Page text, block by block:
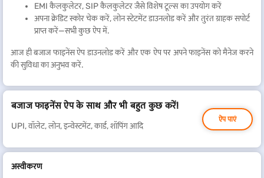
EMI कैलकुलेटर, SIP कैलकुलेटर जैसे विशेष टूल्स का उपयोग करें
अपना क्रेडिट स्कोर चेक करें, लोन स्टेटमेंट डाउनलोड करें और तुरंत ग्राहक सपोर्ट
प्राप्त करें—सभी कुछ ऐप में.
आज ही बजाज फाइनेंस ऐप डाउनलोड करें और एक ऐप पर अपने फाइनेंस को मैनेज करने
की सुविधा का अनुभव करें.
बजाज फाइनेंस ऐप के साथ और भी बहुत कुछ करें!
UPI, वॉलेट, लोन, इन्वेस्टमेंट, कार्ड, शॉपिंग आदि
ऐप पाएं
अस्वीकरण